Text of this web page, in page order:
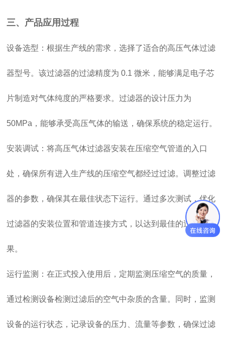
三、产品应用过程
设备选型：根据生产线的需求，选择了适合的高压气体过滤
器型号。该过滤器的过滤精度为 0.1 微米，能够满足电子芯
片制造对气体纯度的严格要求。过滤器的设计压力为
50MPa，能够承受高压气体的输送，确保系统的稳定运行。
安装调试：将高压气体过滤器安装在压缩空气管道的入口
处，确保所有进入生产线的压缩空气都经过过滤。调整过滤
器的参数，确保其在最佳状态下运行。通过多次测试，优化
过滤器的安装位置和管道连接方式，以达到最佳的过滤效
果。
运行监测：在正式投入使用后，定期监测压缩空气的质量，
通过检测设备检测过滤后的空气中杂质的含量。同时，监测
设备的运行状态，记录设备的压力、流量等参数，确保过滤